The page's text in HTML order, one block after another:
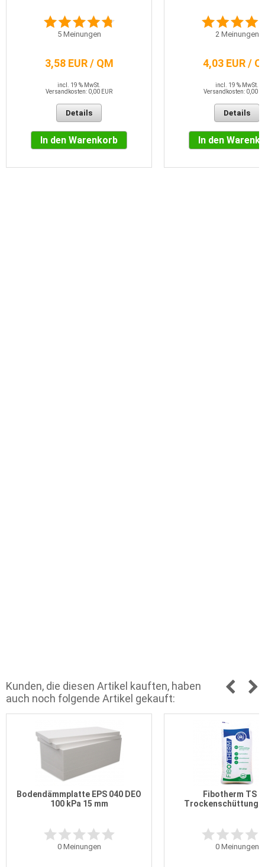
5Meinungen
3,58 EUR / QM
incl. 19 % MwSt.
Versandkosten: 0,00 EUR
Details
In den Warenkorb
2Meinungen
4,03 EUR /
incl. 19 % MwSt.
Versandkosten: 0,00
Details
In den
Kunden, die diesen Artikel kauften, haben
auch noch folgende Artikel gekauft:
Bodendämmplatte EPS 040 DEO
100 kPa 15 mm
0Meinungen
Fibotherm TS
Trockenschüttung
0Meinungen